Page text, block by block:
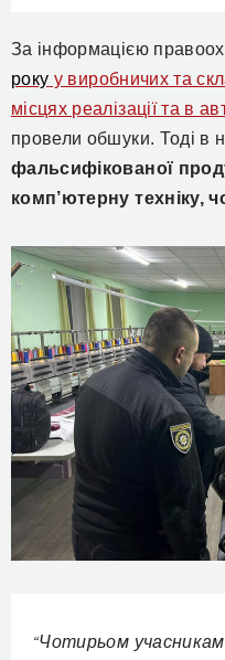
За інформацією
року у виробничих та
місцях реалізації та в
провели обшуки. Тоді в
фальсифікованої
комп’ютерну техніку,
“Чотирьом учасникам